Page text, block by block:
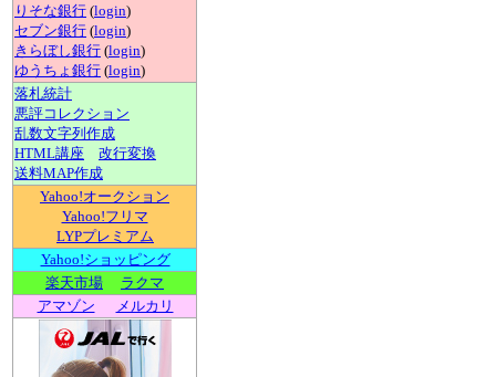
りそな銀行 (login)
セブン銀行 (login)
きらぼし銀行 (login)
ゆうちょ銀行 (login)
落札統計
悪評コレクション
乱数文字列作成
HTML講座
改行変換
送料MAP作成
Yahoo!オークション
Yahoo!フリマ
LYPプレミアム
Yahoo!ショッピング
楽天市場
ラクマ
アマゾン
メルカリ